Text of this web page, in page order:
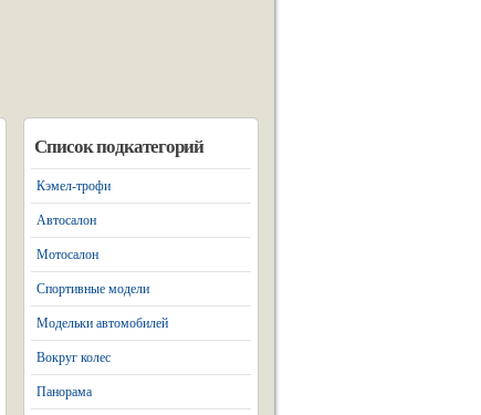
Список подкатегорий
Кэмел-трофи
Автосалон
Мотосалон
Спортивные модели
Модельки автомобилей
Вокруг колес
Панорама